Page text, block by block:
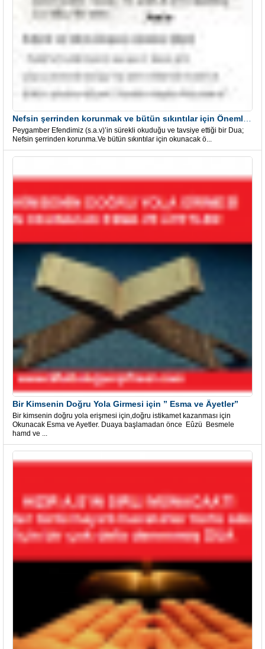
Peygamber Efendimiz (s.a.v)’in sürekli okuduğu ve tavsiye ettiği bir Dua;
Nefsin şerrinden korunma.Ve bütün sıkıntılar için okunacak ö...
Bir Kimsenin Doğru Yola Girmesi için ” Esma ve Âyetler”
Bir kimsenin doğru yola erişmesi için,doğru istikamet kazanması için
Okunacak Esma ve Ayetler. Duaya başlamadan önce Eûzü Besmele
hamd ve ...